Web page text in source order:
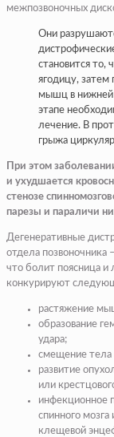
межпозвоночных
Они
становится то,
ягодицу, затем
мышц в нижней
этапе
лечение. В
грыжа
При этом
и ухудшается
стенозе
парезы и параличи
Дегенеративные
отдела позвоночника
что болит поясница и
конкурируют
растяжение
образование
удара;
смещение тела
развитие
или
инфекционное
спинного
клещевой